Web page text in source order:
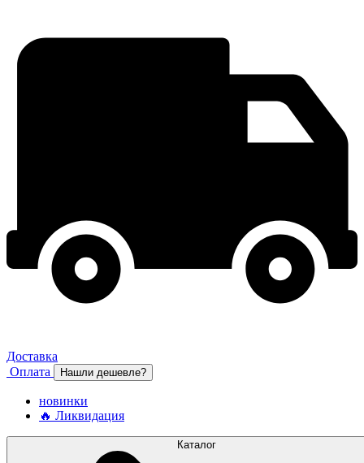
Доставка
Оплата
Нашли дешевле?
новинки
🔥 Ликвидация
Каталог